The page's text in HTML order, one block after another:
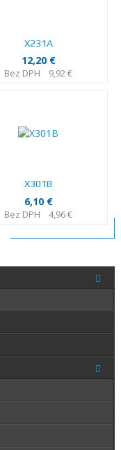
X231A
12,20 €
Bez DPH 9,92 €
X301B
6,10 €
Bez DPH 4,96 €